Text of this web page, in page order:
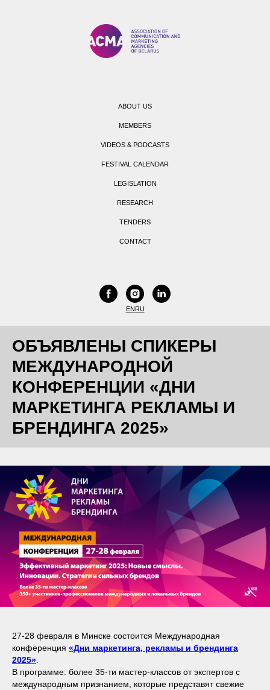
ABOUT US
MEMBERS
VIDEOS & PODCASTS
FESTIVAL CALENDAR
LEGISLATION
RESEARCH
TENDERS
CONTACT
ENRU
ОБЪЯВЛЕНЫ СПИКЕРЫ
МЕЖДУНАРОДНОЙ
КОНФЕРЕНЦИИ «ДНИ
МАРКЕТИНГА РЕКЛАМЫ И
БРЕНДИНГА 2025»
27-28 февраля в Минске состоится Международная
конференция «Дни маркетинга, рекламы и брендинга
2025»
В программе: более 35-ти мастер-классов от экспертов с
международным признанием, которые представят свежие